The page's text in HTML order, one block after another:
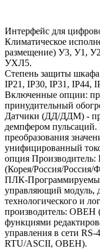
Интерфейс для
Климатическое
размещение) У3,
УХЛ5.
Степень защиты
IP21, IP30, IP31, IP44,
Включенные опции:
принудительный
Датчики (ДД/ДДМ) -
демпфером
преобразования
унифицированный
опция
(Корея/Россия/Россия/
ПЛК-
управляющий модуль,
технологического и
производитель: ОВЕН
функциями
управления в сети
RTU/ASCII, ОВЕН).